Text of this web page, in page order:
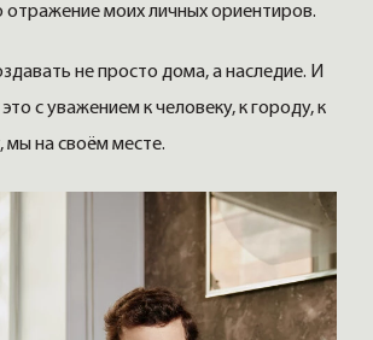
моих личных ориентиров.
не просто дома, а наследие. И
с уважением к человеку, к городу, к
мы на своём месте.